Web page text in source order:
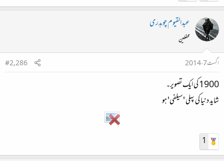
عبدالقیوم چوہدری
محفلین
اگست 7، 2014
#2,286
1900 کی ایک تصویر۔
شاید دنیا کی پہلی 'سیلفی' ہو
1